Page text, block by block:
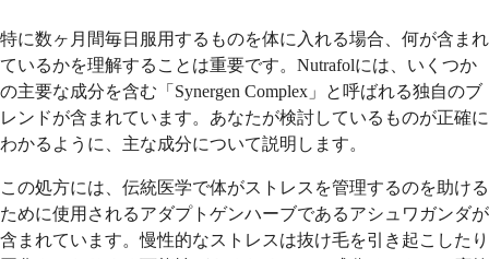
特に数ヶ月間毎日服用するものを体に入れる場合、何が含まれ
ているかを理解することは重要です。Nutrafolには、いくつか
の主要な成分を含む「Synergen Complex」と呼ばれる独自のブ
レンドが含まれています。あなたが検討しているものが正確に
わかるように、主な成分について説明します。
この処方には、伝統医学で体がストレスを管理するのを助ける
ために使用されるアダプトゲンハーブであるアシュワガンダが
含まれています。慢性的なストレスは抜け毛を引き起こしたり